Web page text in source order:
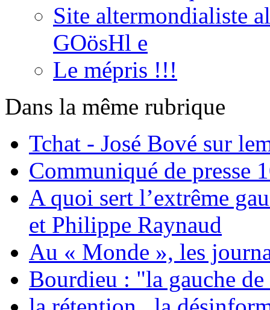
Site altermondialiste
GOösHl e
Le mépris !!!
Dans la même rubrique
Tchat - José Bové sur
Communiqué de presse
A quoi sert l’extrême
et Philippe Raynaud
Au « Monde », les
Bourdieu : "la gauche